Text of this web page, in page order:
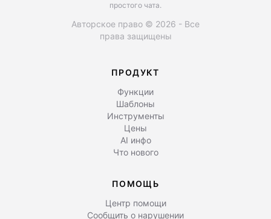
простого чата.
Авторское право © 2026 - Все
права защищены
ПРОДУКТ
Функции
Шаблоны
Инструменты
Цены
AI инфо
Что нового
ПОМОЩЬ
Центр помощи
Сообщить о нарушении